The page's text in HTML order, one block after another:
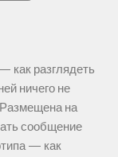
как разглядеть
ничего не
на
сообщение
— как